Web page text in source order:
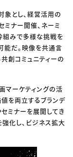
象とし、経営活用の
ミナー開催、ネーミ
組みで多様な挑戦を
能だ。映像を共通言
創コミュニティーの
マーケティングの活
を両立するブランデ
ミナーを展開してき
化し、ビジネス拡大